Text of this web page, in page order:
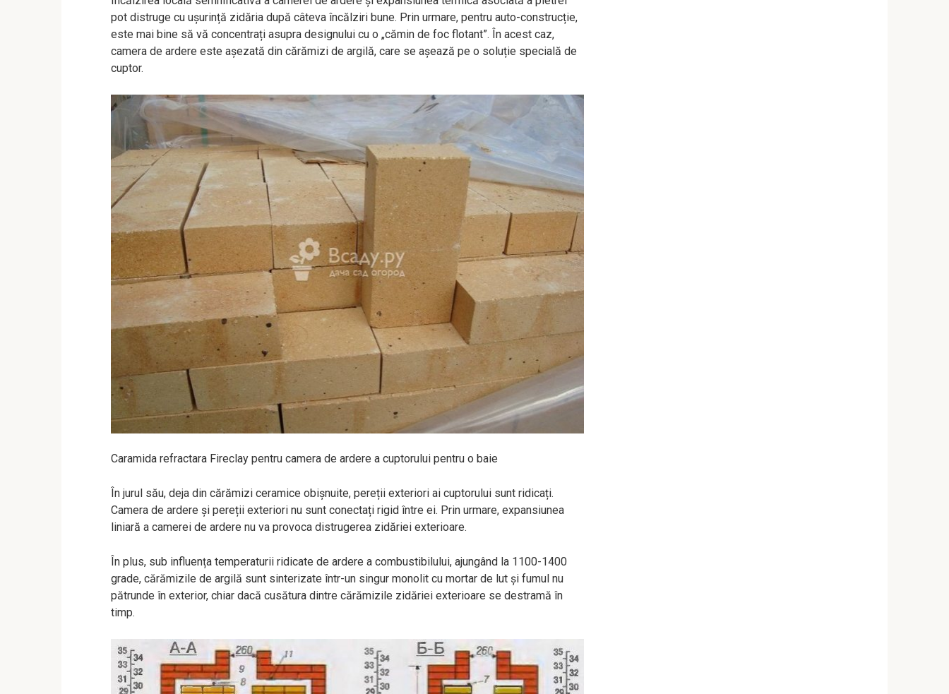
pot distruge cu ușurință zidăria după câteva încălziri bune. Prin urmare, pentru auto-construcție,
este mai bine să vă concentrați asupra designului cu o „cămin de foc flotant”. În acest caz,
camera de ardere este așezată din cărămizi de argilă, care se așează pe o soluție specială de
cuptor.
Caramida refractara Fireclay pentru camera de ardere a cuptorului pentru o baie
În jurul său, deja din cărămizi ceramice obișnuite, pereții exteriori ai cuptorului sunt ridicați.
Camera de ardere și pereții exteriori nu sunt conectați rigid între ei. Prin urmare, expansiunea
liniară a camerei de ardere nu va provoca distrugerea zidăriei exterioare.
În plus, sub influența temperaturii ridicate de ardere a combustibilului, ajungând la 1100-1400
grade, cărămizile de argilă sunt sinterizate într-un singur monolit cu mortar de lut și fumul nu
pătrunde în exterior, chiar dacă cusătura dintre cărămizile zidăriei exterioare se destramă în
timp.